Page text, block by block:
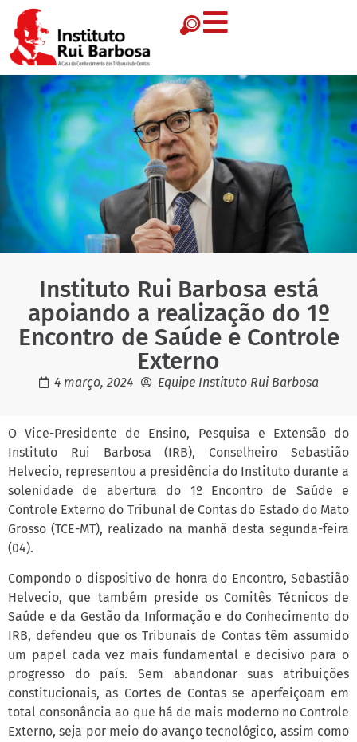
Instituto Rui Barbosa está
apoiando a realização do 1º
Encontro de Saúde e Controle
Externo
4 março, 2024 Equipe Instituto Rui Barbosa
O Vice-Presidente de Ensino, Pesquisa e Extensão do
Instituto Rui Barbosa (IRB), Conselheiro Sebastião
Helvecio, representou a presidência do Instituto durante a
solenidade de abertura do 1º Encontro de Saúde e
Controle Externo do Tribunal de Contas do Estado do Mato
Grosso (TCE-MT), realizado na manhã desta segunda-feira
(04).
Compondo o dispositivo de honra do Encontro, Sebastião
Helvecio, que também preside os Comitês Técnicos de
Saúde e da Gestão da Informação e do Conhecimento do
IRB, defendeu que os Tribunais de Contas têm assumido
um papel cada vez mais fundamental e decisivo para o
progresso do país. Sem abandonar suas atribuições
constitucionais, as Cortes de Contas se aperfeiçoam em
total consonância ao que há de mais moderno no Controle
Externo, seja por meio do avanço tecnológico, assim como